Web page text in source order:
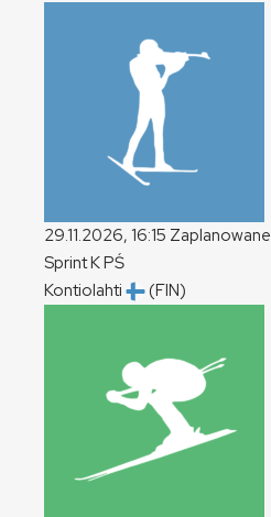
29.11.2026, 16:15 Zaplanowane
SprintKPŚ
Kontiolahti
(FIN)